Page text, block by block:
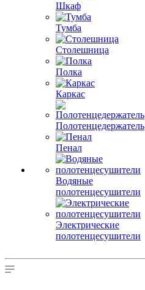
Шкаф
Тумба
Столешница
Полка
Каркас
Полотенцедержатель
Пенал
Водяные
полотенцесушители
Электрические
полотенцесушители